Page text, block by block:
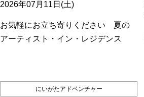
2026年07月11日(土)
お気軽にお立ち寄りください 夏の
アーティスト・イン・レジデンス
にいがたアドベンチャー